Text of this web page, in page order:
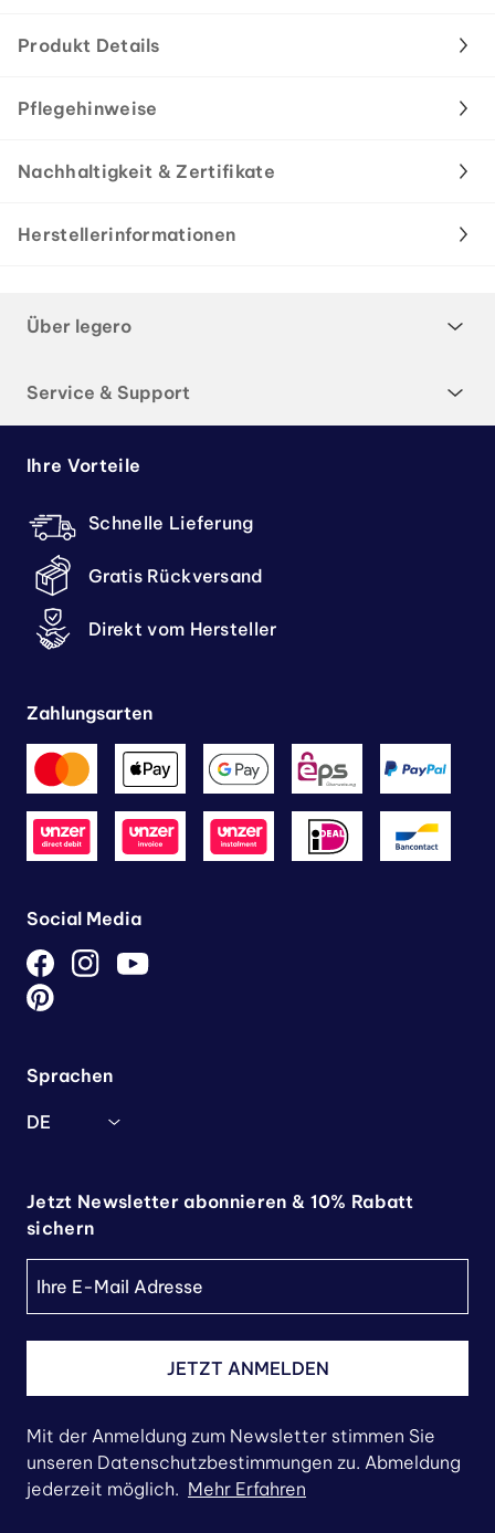
Produkt Details
Pflegehinweise
Nachhaltigkeit & Zertifikate
Herstellerinformationen
Über legero
Service & Support
Ihre Vorteile
Schnelle Lieferung
Gratis Rückversand
Direkt vom Hersteller
Zahlungsarten
Social Media
Sprachen
DE
Jetzt Newsletter abonnieren & 10% Rabatt
sichern
JETZT ANMELDEN
Mit der Anmeldung zum Newsletter stimmen Sie
unseren Datenschutzbestimmungen zu. Abmeldung
jederzeit möglich. Mehr Erfahren